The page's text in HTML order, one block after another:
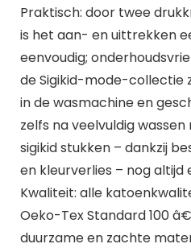
Praktisch: door twee
is het aan- en uittrekken
eenvoudig;
de Sigikid-mode-collectie
in de wasmachine en
zelfs na veelvuldig
sigikid stukken – dankzij
en kleurverlies – nog altijd
Kwaliteit: alle
Oeko-Tex Standard 100
duurzame en zachte